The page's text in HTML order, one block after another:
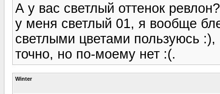
А у вас светлый оттенок
у меня светлый 01, я вообще
светлыми цветами пользуюсь :),
точно, но по-моему нет :(.
Winter